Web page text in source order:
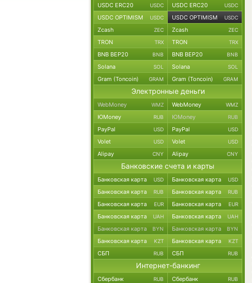
USDC ERC20 USDC USDC ERC20 USDC
USDC OPTIMISM USDC USDC OPTIMISM USDC
Zcash ZEC Zcash ZEC
TRON TRX TRON TRX
BNB BEP20 BNB BNB BEP20 BNB
Solana SOL Solana SOL
Gram (Toncoin) GRAM Gram (Toncoin) GRAM
Электронные деньги
WebMoney WMZ WebMoney WMZ
ЮMoney RUB ЮMoney RUB
PayPal USD PayPal USD
Volet USD Volet USD
Alipay CNY Alipay CNY
Банковские счета и карты
Банковская карта USD Банковская карта USD
Банковская карта RUB Банковская карта RUB
Банковская карта EUR Банковская карта EUR
Банковская карта UAH Банковская карта UAH
Банковская карта BYN Банковская карта BYN
Банковская карта KZT Банковская карта KZT
СБП RUB СБП RUB
Интернет-банкинг
Сбербанк RUB Сбербанк RUB